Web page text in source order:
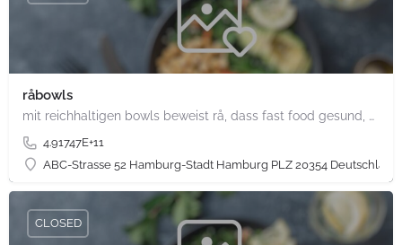
råbowls
mit reichhaltigen bowls beweist rå, dass fast food gesund, nachhaltig und hundertprozentig vegan sein kann.…
4.91747E+11
ABC-Strasse 52 Hamburg-Stadt Hamburg PLZ 20354 Deutschland
CLOSED